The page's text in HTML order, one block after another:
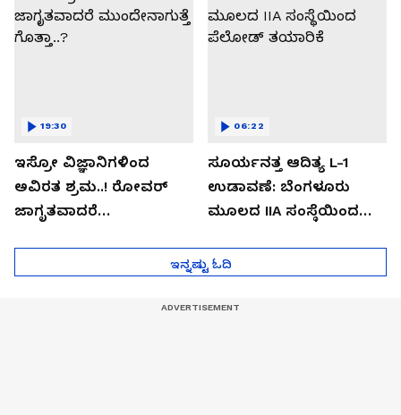
ಇಸ್ರೋ ವಿಜ್ಞಾನಿಗಳಿಂದ
ಅವಿರತ ಶ್ರಮ..! ರೋವರ್
ಜಾಗೃತವಾದರೆ
19:30
ಸೂರ್ಯನತ್ತ ಆದಿತ್ಯ L-1
ಉಡಾವಣೆ: ಬೆಂಗಳೂರು
ಮೂಲದ IIA ಸಂಸ್ಥೆಯಿಂದ
06:22
ಇನ್ನಷ್ಟು ಓದಿ